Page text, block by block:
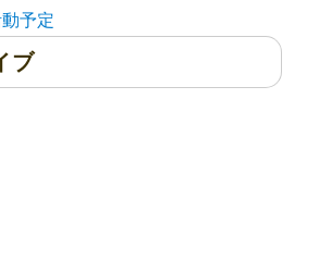
予定
ブ